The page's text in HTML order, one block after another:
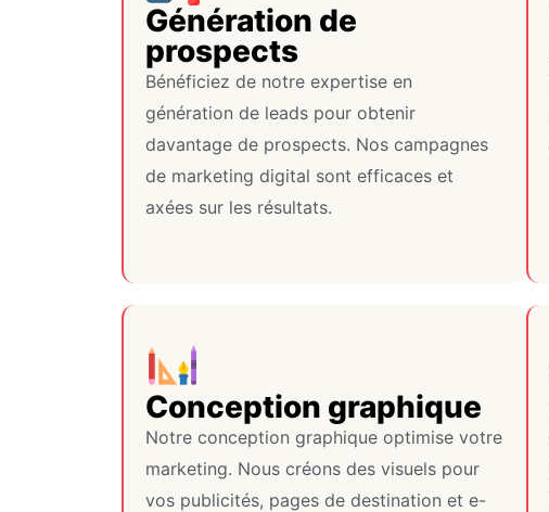
Génération de
prospects
Bénéficiez de notre expertise en
génération de leads pour obtenir
davantage de prospects. Nos campagnes
de marketing digital sont efficaces et
axées sur les résultats.
Conception graphique
Notre conception graphique optimise votre
marketing. Nous créons des visuels pour
vos publicités, pages de destination et e-